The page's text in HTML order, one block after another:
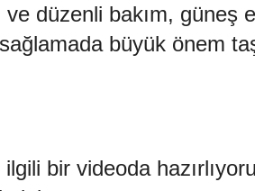
ve düzenli bakım, güneş
büyük önem
ilgili bir videoda